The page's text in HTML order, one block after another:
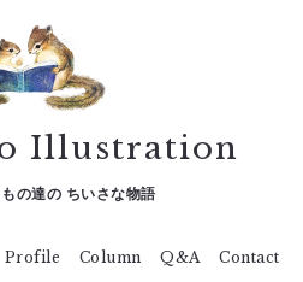
Illustration
の達の ちいさな物語
Profile Column Q&A Contact